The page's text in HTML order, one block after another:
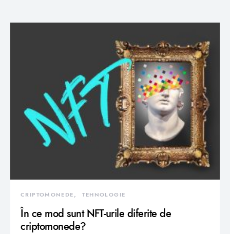
CRIPTOMONEDE TEHNOLOGIE
În ce mod sunt NFT-urile diferite de
criptomonede?